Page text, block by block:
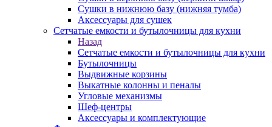
Сушки в нижнюю базу (нижняя тумба)
Аксессуары для сушек
Сетчатые емкости и бутылочницы для кухни
Назад
Сетчатые емкости и бутылочницы для кухни
Бутылочницы
Выдвижные корзины
Выкатные колонны и пеналы
Угловые механизмы
Шеф-центры
Аксессуары и комплектующие